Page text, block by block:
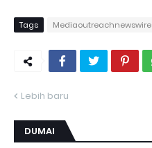
Tags Mediaoutreachnewswire
Lebih baru
DUMAI